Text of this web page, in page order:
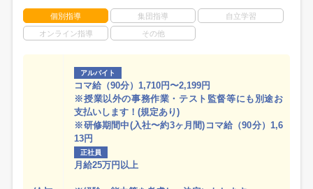
個別指導 集団指導 自立学習
オンライン指導 その他
アルバイト
コマ給（90分）1,710円〜2,199円
※授業以外の事務作業・テスト監督等にも別途お
支払いします！(規定あり)
※研修期間中(入社〜約3ヶ月間)コマ給（90分）1,6
13円
正社員
月給25万円以上